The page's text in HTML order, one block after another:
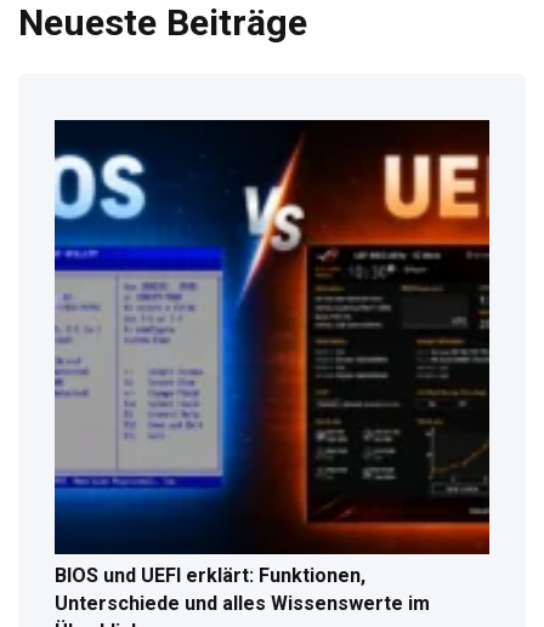
Neueste Beiträge
BIOS und UEFI erklärt: Funktionen,
Unterschiede und alles Wissenswerte im